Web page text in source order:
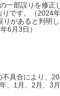
一部誤りを修
りです。（2024年
があると判明
6月3日）
具合により、
1月、2月、3